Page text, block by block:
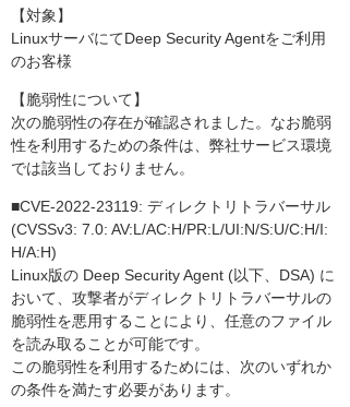
【対象】
LinuxサーバにてDeep Security Agentをご利用
のお客様
【脆弱性について】
次の脆弱性の存在が確認されました。なお脆弱
性を利用するための条件は、弊社サービス環境
では該当しておりません。
■CVE-2022-23119: ディレクトリトラバーサル
(CVSSv3: 7.0: AV:L/AC:H/PR:L/UI:N/S:U/C:H/I:
H/A:H)
Linux版の Deep Security Agent (以下、DSA) に
おいて、攻撃者がディレクトリトラバーサルの
脆弱性を悪用することにより、任意のファイル
を読み取ることが可能です。
この脆弱性を利用するためには、次のいずれか
の条件を満たす必要があります。